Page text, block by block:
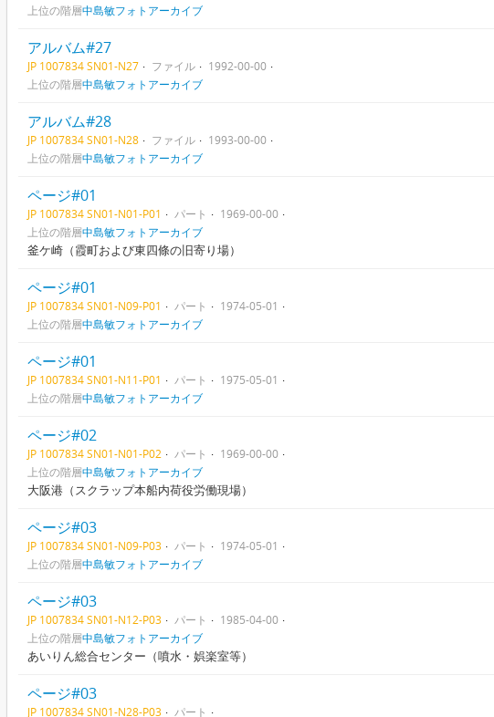
上位の階層中島敏フォトアーカイブ
アルバム#27
JP 1007834 SN01-N27 ファイル
1992-00-00
上位の階層中島敏フォトアーカイブ
アルバム#28
JP 1007834 SN01-N28 ファイル
1993-00-00
上位の階層中島敏フォトアーカイブ
ページ#01
JP 1007834 SN01-N01-P01 パート
1969-00-00
上位の階層中島敏フォトアーカイブ
釜ケ崎（霞町および東四條の旧寄り場）
ページ#01
JP 1007834 SN01-N09-P01 パート
1974-05-01
上位の階層中島敏フォトアーカイブ
ページ#01
JP 1007834 SN01-N11-P01 パート
1975-05-01
上位の階層中島敏フォトアーカイブ
ページ#02
JP 1007834 SN01-N01-P02 パート
1969-00-00
上位の階層中島敏フォトアーカイブ
大阪港（スクラップ本船内荷役労働現場）
ページ#03
JP 1007834 SN01-N09-P03 パート
1974-05-01
上位の階層中島敏フォトアーカイブ
ページ#03
JP 1007834 SN01-N12-P03 パート
1985-04-00
上位の階層中島敏フォトアーカイブ
あいりん総合センター（噴水・娯楽室等）
ページ#03
JP 1007834 SN01-N28-P03 パート